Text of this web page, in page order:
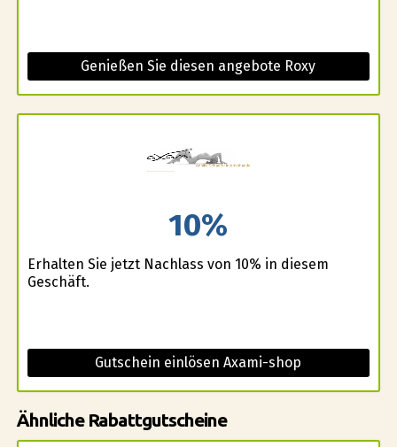
Genießen Sie diesen angebote Roxy
10%
Erhalten Sie jetzt Nachlass von 10% in diesem
Geschäft.
Gutschein einlösen Axami-shop
Ähnliche Rabattgutscheine